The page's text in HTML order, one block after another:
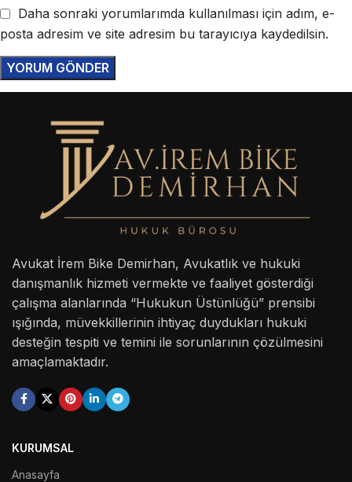
Daha sonraki yorumlarımda kullanılması için adım, e-
posta adresim ve site adresim bu tarayıcıya kaydedilsin.
Avukat İrem Bike Demirhan, Avukatlık ve hukuki
danışmanlık hizmeti vermekte ve faaliyet gösterdiği
çalışma alanlarında “Hukukun Üstünlüğü” prensibi
ışığında, müvekkillerinin ihtiyaç duydukları hukuki
desteğin tespiti ve temini ile sorunlarının çözülmesini
amaçlamaktadır.
KURUMSAL
Anasayfa